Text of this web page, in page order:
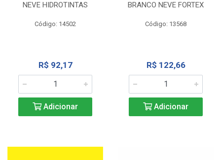
NEVE HIDROTINTAS
Código: 14502
R$ 92,17
Adicionar
BRANCO NEVE FORTEX
Código: 13568
R$ 122,66
Adicionar